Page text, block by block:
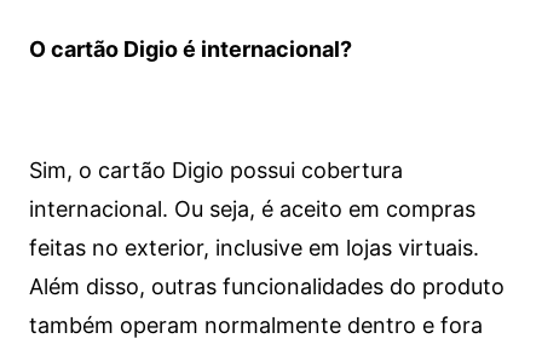
O cartão Digio é internacional?
Sim, o cartão Digio possui cobertura
internacional. Ou seja, é aceito em compras
feitas no exterior, inclusive em lojas virtuais.
Além disso, outras funcionalidades do produto
também operam normalmente dentro e fora